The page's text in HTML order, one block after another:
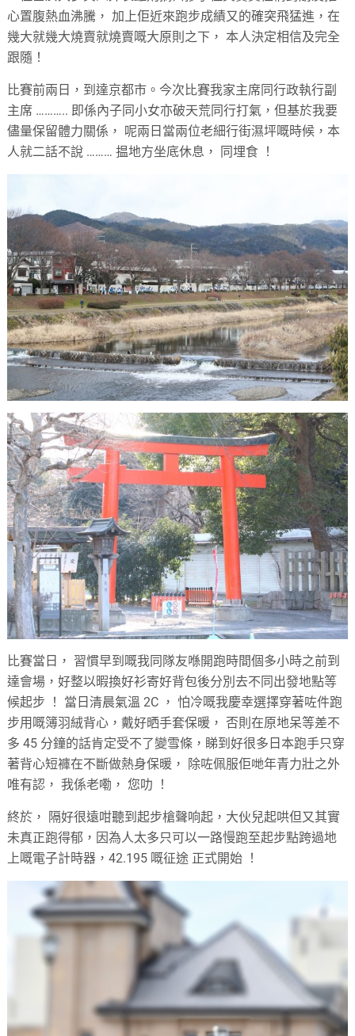
心置腹熱血沸騰， 加上佢近來跑步成績又的確突飛猛進，在
幾大就幾大燒賣就燒賣嘅大原則之下， 本人決定相信及完全
跟隨！
比賽前兩日，到達京都市。今次比賽我家主席同行政執行副
主席 ……….. 即係內子同小女亦破天荒同行打氣，但基於我要
儘量保留體力關係， 呢兩日當兩位老細行街濕坪嘅時候，本
人就二話不說 ……… 揾地方坐底休息， 同埋食 ！
比賽當日， 習慣早到嘅我同隊友喺開跑時間個多小時之前到
達會場，好整以暇換好衫寄好背包後分別去不同出發地點等
候起步 ！ 當日清晨氣溫 2C ， 怕冷嘅我慶幸選擇穿著咗件跑
步用嘅簿羽絨背心，戴好晒手套保暖， 否則在原地呆等差不
多 45 分鐘的話肯定受不了變雪條，睇到好很多日本跑手只穿
著背心短褲在不斷做熱身保暖， 除咗佩服佢哋年青力壯之外
唯有認， 我係老嘞， 您叻 ！
終於， 隔好很遠咁聽到起步槍聲响起，大伙兒起哄但又其實
未真正跑得郁，因為人太多只可以一路慢跑至起步點跨過地
上嘅電子計時器，42.195 嘅征途 正式開始 ！